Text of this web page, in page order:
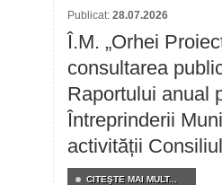
Publicat: 28.07.2026
Î.M. „Orhei
consultarea
Raportului anual
Întreprinderii
activității
CITEŞTE MAI MULT...